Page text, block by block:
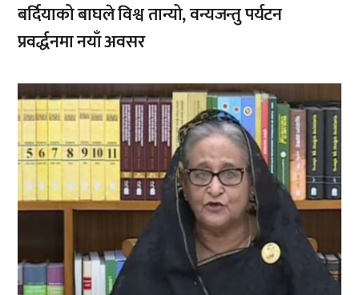
बर्दियाको बाघले विश्व तान्यो, वन्यजन्तु पर्यटन
प्रवर्द्धनमा नयाँ अवसर
,,